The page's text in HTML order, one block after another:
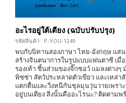
อะไรอยู่ใต้เตียง (ฉบับปรับปรุง)
รหัสสินค้า : P-YOU-1249
พบกับนิทานสองภาษา ไทย-อังกฤษ แสน
สร้างจินตนาการในรูปแบบแฟนตาซี เมื่
รองเท้า ชิ้นส่วนของจิ๊กซอว์ แมลงต่าง
พิซซ่า สัตว์ประหลาดตัวเขียว และเหล่
แตกตื่นและวิ่งหนีกันชุลมุนวุ่นวายเพรา
อยู่บนเตียง สิ่งนั้นคืออะไรนะ? ติดตาม